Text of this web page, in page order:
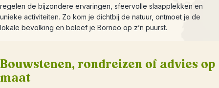
regelen de bijzondere ervaringen, sfeervolle slaapplekken en
unieke activiteiten. Zo kom je dichtbij de natuur, ontmoet je de
lokale bevolking en beleef je Borneo op z’n puurst.
Bouwstenen, rondreizen of advies op
maat